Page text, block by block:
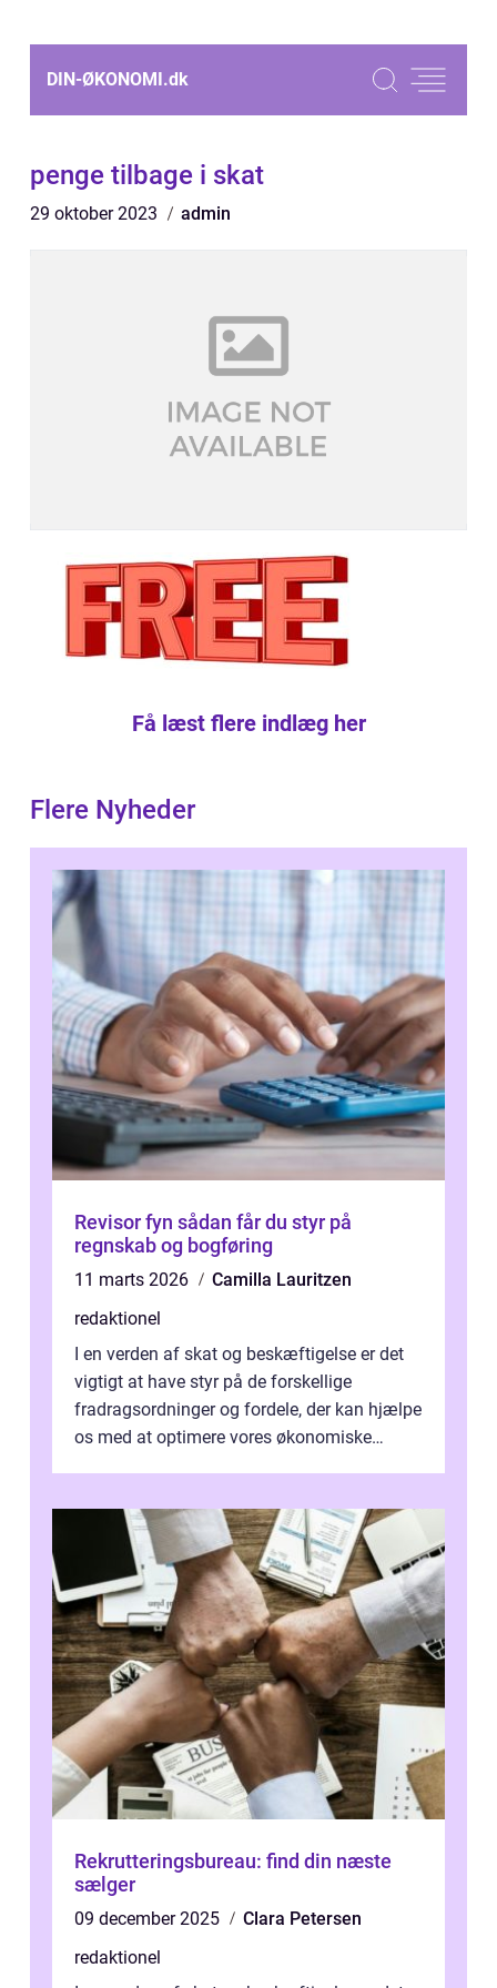
DIN-ØKONOMI.dk
penge tilbage i skat
29 oktober 2023 admin
Få læst flere indlæg her
Flere Nyheder
Revisor fyn sådan får du styr på
regnskab og bogføring
11 marts 2026
Camilla Lauritzen
redaktionel
I en verden af skat og beskæftigelse er det
vigtigt at have styr på de forskellige
fradragsordninger og fordele, der kan hjælpe
os med at optimere vores økonomiske
Rekrutteringsbureau: find din næste
sælger
09 december 2025
Clara Petersen
redaktionel